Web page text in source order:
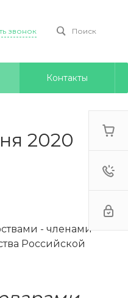
звонок Поиск
Контакты
2020
- членами
Российской